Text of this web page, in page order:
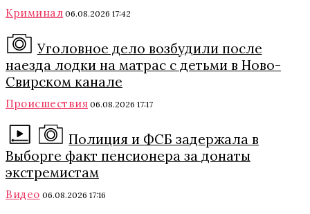
Криминал 06.08.2026 17:42
Уголовное дело возбудили после
наезда лодки на матрас с детьми в Ново-
Свирском канале
Происшествия 06.08.2026 17:17
Полиция и ФСБ задержала в
Выборге факт пенсионера за донаты
экстремистам
Видео 06.08.2026 17:16